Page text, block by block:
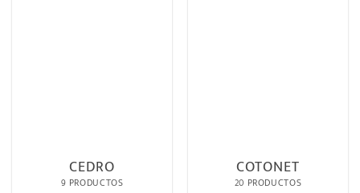
CEDRO
9 PRODUCTOS
COTONET
20 PRODUCTOS